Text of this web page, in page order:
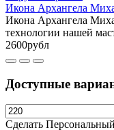
Икона Архангела
Икона Архангела
технологии нашей
2600рубл
Доступные
Сделать Персональный